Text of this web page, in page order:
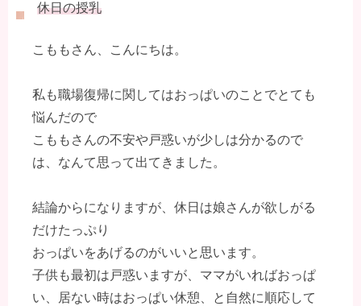
休日の授乳
こももさん、こんにちは。
私も職場復帰に関してはおっぱいのことでとても
悩んだので
こももさんの不安や戸惑いが少しは分かるので
は、なんて思って出てきました。
結論からになりますが、休日は娘さんが欲しがる
だけたっぷり
おっぱいをあげるのがいいと思います。
子供も最初は戸惑いますが、ママがいればおっぱ
い、居ない時はおっぱい休憩、と自然に順応して